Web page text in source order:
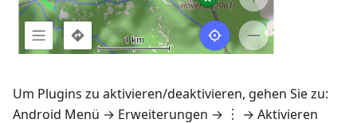
Um Plugins zu aktivieren/deaktivieren, gehen Sie zu:
Android Menü → Erweiterungen → ︙ → Aktivieren